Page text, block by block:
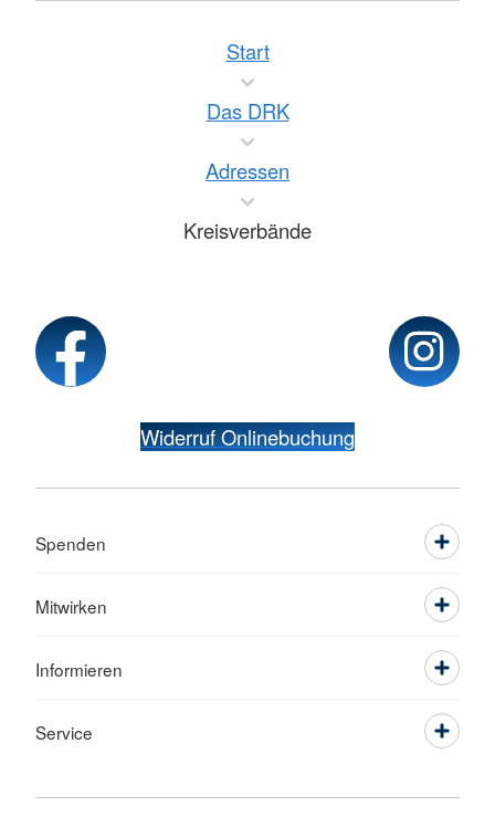
Start
Das DRK
Adressen
Kreisverbände
Widerruf Onlinebuchung
Spenden
Mitwirken
Informieren
Service